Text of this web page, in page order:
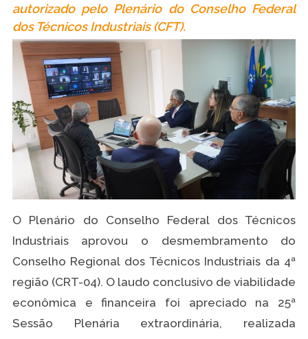
autorizado pelo Plenário do Conselho Federal
dos Técnicos Industriais (CFT).
O Plenário do Conselho Federal dos Técnicos
Industriais aprovou o desmembramento do
Conselho Regional dos Técnicos Industriais da 4ª
região (CRT-04). O laudo conclusivo de viabilidade
econômica e financeira foi apreciado na 25ª
Sessão Plenária extraordinária, realizada